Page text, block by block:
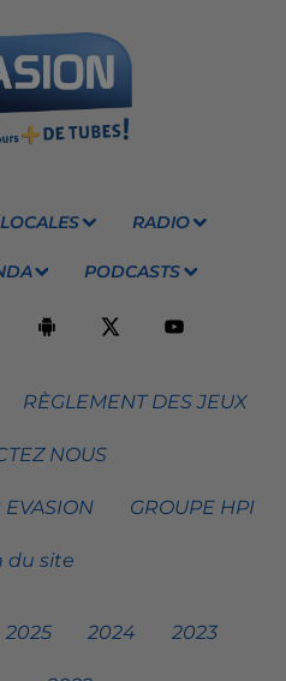
RADIO
PODCASTS
RÈGLEMENT DES JEUX
NOUS
EVASION GROUPE HPI
du site
2025 2024 2023